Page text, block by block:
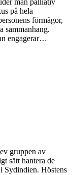
man palliativ
på hela
förmågor,
sammanhang.
engagerar…
gruppen av
sätt hantera de
Sydindien. Höstens